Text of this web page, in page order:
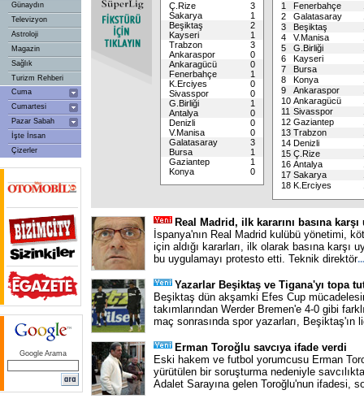
Günaydın
Televizyon
Astroloji
Magazin
Sağlık
Turizm Rehberi
Cuma
Cumartesi
Pazar Sabah
İşte İnsan
Çizerler
Google Arama
Ç.Rize
3
Sakarya
1
Beşiktaş
2
Kayseri
1
Trabzon
3
Ankaraspor
0
Ankaragücü
0
Fenerbahçe
1
K.Erciyes
0
Sivasspor
0
G.Birliği
1
Antalya
0
Denizli
0
V.Manisa
0
Galatasaray
3
Bursa
1
Gaziantep
1
Konya
0
1 Fenerbahçe
2
Galatasaray
3
Beşiktaş
4
V.Manisa
5
G.Birliği
6
Kayseri
7
Bursa
8
Konya
9
Ankaraspor
10 Ankaragücü
11 Sivasspor
12 Gaziantep
13 Trabzon
14 Denizli
15 Ç.Rize
16 Antalya
17 Sakarya
18 K.Erciyes
Real Madrid, ilk kararını basına karşı
İspanya'nın Real Madrid kulübü yönetimi,
için aldığı kararları, ilk olarak basına karşı
bu uygulamayı protesto etti. Teknik direktör...
Yazarlar Beşiktaş ve Tigana'yı topa
Beşiktaş dün akşamki Efes Cup
takımlarından Werder Bremen'e 4-0 gibi
maç sonrasında spor yazarları, Beşiktaş'ın
Erman Toroğlu savcıya ifade verdi
Eski hakem ve futbol yorumcusu Erman
yürütülen bir soruşturma nedeniyle
Adalet Sarayına gelen Toroğlu'nun ifadesi,